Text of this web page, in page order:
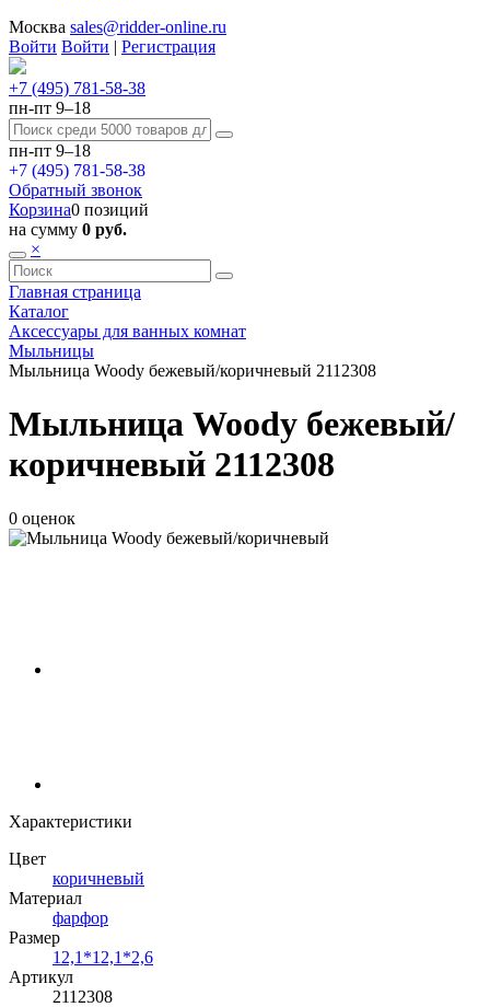
Москва sales@ridder-online.ru
Войти Войти | Регистрация
+7 (495) 781-58-38
пн-пт 9–18
пн-пт 9–18
+7 (495) 781-58-38
Обратный звонок
Корзина0 позиций
на сумму 0 руб.
×
Главная страница
Каталог
Аксессуары для ванных комнат
Мыльницы
Мыльница Woody бежевый/коричневый 2112308
Мыльница Woody бежевый/
коричневый 2112308
0 оценок
Характеристики
Цвет
коричневый
Материал
фарфор
Размер
12,1*12,1*2,6
Артикул
2112308